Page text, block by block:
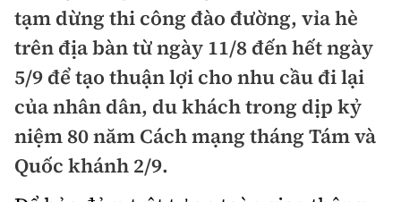
Chuyện dọc đường
Cải chính
Quy hoạch kiến trúc
Vật liệu xây dựng
Giám định chất lượng
Quản lý đô thị
Giao thông
Quản lý
Đường bộ
Hàng không
Đường sắt
Kinh tế
Thị trường
Tài chính
Pháp luật
Thanh tra
An toàn giao thông
tạm dừng thi công đào đường, vỉa hè
trên địa bàn từ ngày 11/8 đến hết ngày
5/9 để tạo thuận lợi cho nhu cầu đi lại
của nhân dân, du khách trong dịp kỷ
niệm 80 năm Cách mạng tháng Tám và
Quốc khánh 2/9.